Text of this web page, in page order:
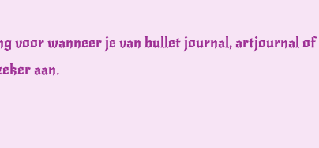
voor wanneer je van bullet journal, artjournal
aan.